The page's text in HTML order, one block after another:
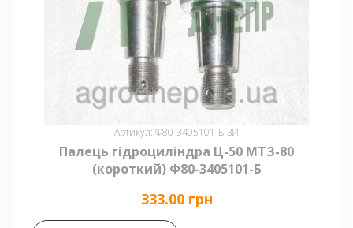
Артикул: Ф80-3405101-Б ЗИ
Палець гідроциліндра Ц-50 МТЗ-80
(короткий) Ф80-3405101-Б
333.00 грн